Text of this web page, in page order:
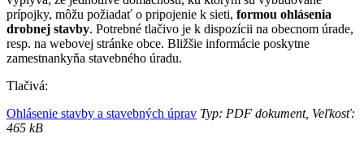
prípojky, môžu požiadať o pripojenie k sieti, formou ohlásenia
drobnej stavby. Potrebné tlačivo je k dispozícii na obecnom úrade,
resp. na webovej stránke obce. Bližšie informácie poskytne
zamestnankyňa stavebného úradu.
Tlačivá:
Ohlásenie stavby a stavebných úprav Typ: PDF dokument, Veľkosť:
465 kB